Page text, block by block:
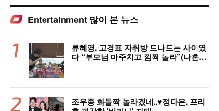
Entertainment 많이 본 뉴스
류혜영, 고경표 자취방 드나드는 사이였
다 “부모님 마주치고 깜짝 놀라”(나혼자
조우종 화들짝 놀라겠네..♥정다은, 프리